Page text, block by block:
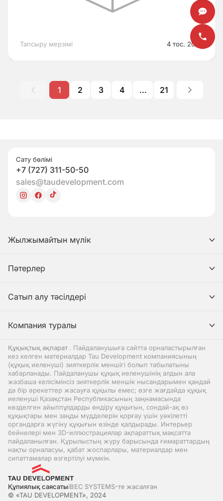
Тапсыру мерзімі 4 тос. 2026
1 2 3 4 ... 21
Сату бөлімі
+7 (727) 311-50-50
sales@taudevelopment.com
Жылжымайтын мүлік
Пәтерлер
Сатып алу тәсілдері
Компания туралы
Құқықтық ақпарат . Пайдаланушыға сайтта орналастырылған
кез келген материалдар Tau Development компаниясының
(құқық иеленуші) зияткерлік меншігі болып табылатыны
хабарланады. Пайдаланушы құқық иеленушінің алдын ала
жазбаша келісімінсіз зияткерлік меншік нысандарымен қандай
да бір әрекеттер жасауға құқылы емес; өзге жағдайда құқық
иеленуші Қазақстан Республикасының заңнамасында
көзделген айыппұлдарды өндіру құқығын, сондай-ақ өз
құқықтары мен заңды мүдделерін қорғау үшін уәкілетті
органдарға жүгіну құқығын өзінде қалдырады. Интерьер
бейнелері мен 3D-иллюстрациялар ақпараттық мақсатта
пайдаланылған. Құрылыстың жүру барысында ғимараттардың
нақты орналасуы, қабат жоспарлары, материалдар мен
сипаттамалар өзгертілуі мүмкін.
Құпиялық саясатыiBEC SYSTEMS-те жасалған
© «TAU DEVELOPMENT», 2024